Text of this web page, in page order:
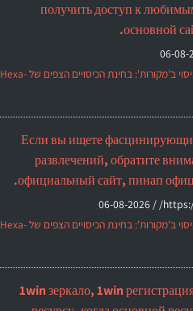
получить доступ к
основной
06-08-
סיכום הניסוי ב'מקורות': בחינת הכיסויים הצפים של Hexa-
Если вы ищете
развлечений, обратите
официальный сайт, пинап
06-08-2026
סיכום הניסוי ב'מקורות': בחינת הכיסויים הצפים של Hexa-
1win зеркало, 1win